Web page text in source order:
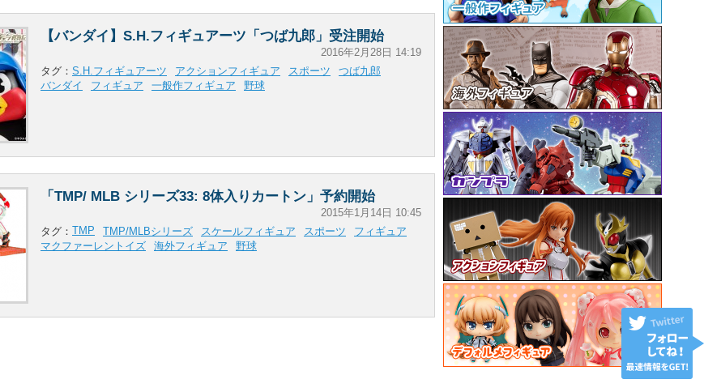
【バンダイ】S.H.フィギュアーツ「つば九郎」受注開始
2016年2月28日 14:19
タグ： S.H.フィギュアーツ アクションフィギュア スポーツ
つば九郎
バンダイ
フィギュア 一般作フィギュア 野球
「TMP/ MLB シリーズ33: 8体入りカートン」予約開始
2015年1月14日 10:45
タグ： TMP TMP/MLBシリーズ スケールフィギュア スポーツ
フィギュア
マクファーレントイズ
海外フィギュア 野球